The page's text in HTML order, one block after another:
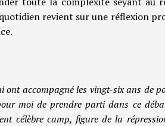
revient sur une réflexion
ont accompagné les vingt-six ans de
moi de prendre parti dans ce
célèbre camp, figure de la